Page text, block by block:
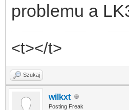
problemu a
<t></t>
Szukaj
wilkxt
Posting Freak